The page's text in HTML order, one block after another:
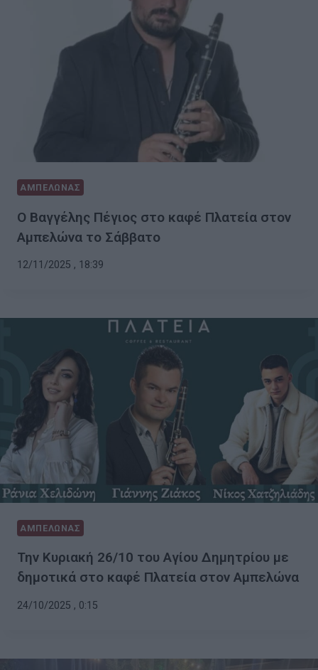
ΑΜΠΕΛΩΝΑΣ
Ο Βαγγέλης Πέγιος στο καφέ Πλατεία στον
Αμπελώνα το Σάββατο
12/11/2025 , 18:39
ΑΜΠΕΛΩΝΑΣ
Την Κυριακή 26/10 του Αγίου Δημητρίου με
δημοτικά στο καφέ Πλατεία στον Αμπελώνα
24/10/2025 , 0:15